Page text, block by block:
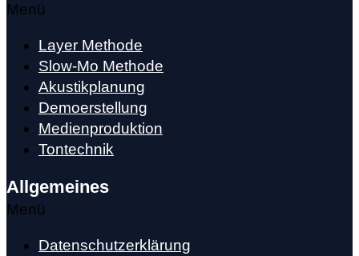
Menü
Layer Methode
Slow-Mo Methode
Akustikplanung
Demoerstellung
Medienproduktion
Tontechnik
Allgemeines
Menü
Datenschutzerklärung